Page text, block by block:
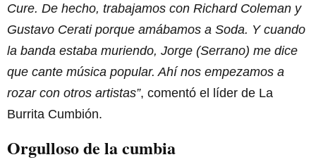
Cure. De hecho, trabajamos con Richard Coleman y
Gustavo Cerati porque amábamos a Soda. Y cuando
la banda estaba muriendo, Jorge (Serrano) me dice
que cante música popular. Ahí nos empezamos a
rozar con otros artistas”, comentó el líder de La
Burrita Cumbión.
Orgulloso de la cumbia